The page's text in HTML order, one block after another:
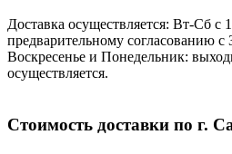
Доставка осуществляется: Вт-Сб с
предварительному согласованию с
Воскресенье и Понедельник:
осуществляется.
Стоимость доставки по г.